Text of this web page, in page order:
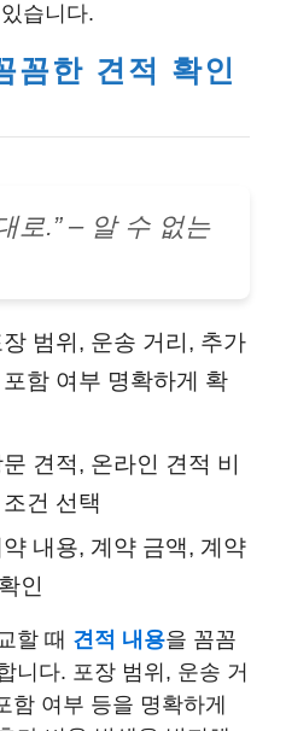
습니다.
꼼한 견적 확인
로.” – 알 수 없는
장 범위, 운송 거리, 추가
함 여부 명확하게 확
견적, 온라인 견적 비
건 선택
약 내용, 계약 금액, 계약
인
할 때 견적 내용을 꼼꼼
니다. 포장 범위, 운송 거
함 여부 등을 명확하게